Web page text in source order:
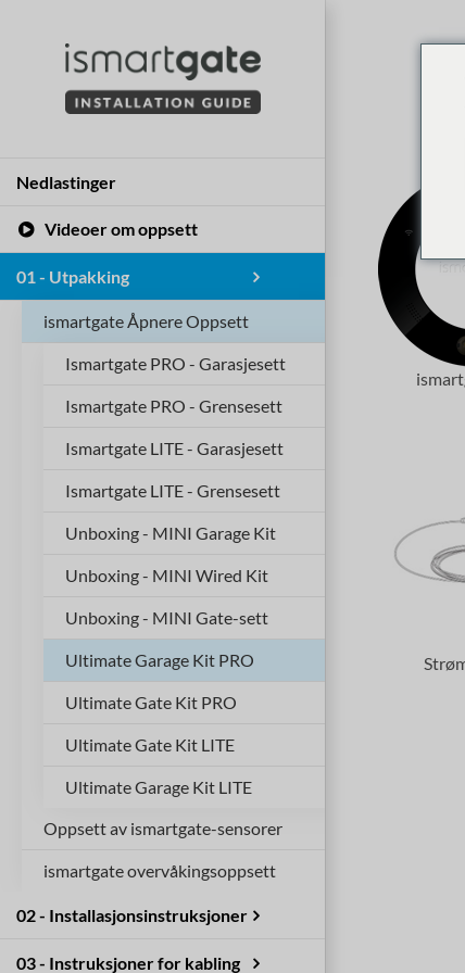
Nedlastinger
Videoer om oppsett
01 - Utpakking
ismartgate Åpnere Oppsett
Ismartgate PRO - Garasjesett
Ismartgate PRO - Grensesett
Ismartgate LITE - Garasjesett
Ismartgate LITE - Grensesett
Unboxing - MINI Garage Kit
Unboxing - MINI Wired Kit
Unboxing - MINI Gate-sett
Ultimate Garage Kit PRO
Ultimate Gate Kit PRO
Ultimate Gate Kit LITE
Ultimate Garage Kit LITE
Oppsett av ismartgate-sensorer
Trådløs sensor (garasje)
Trådløs sensor (port)
ismartgate overvåkingsoppsett
IP Innendørs kamera
IP Utendørskamera
02 - Installasjonsinstruksjoner
ISG PRO/Lite-installasjon fra
03 - Instruksjoner for kabling